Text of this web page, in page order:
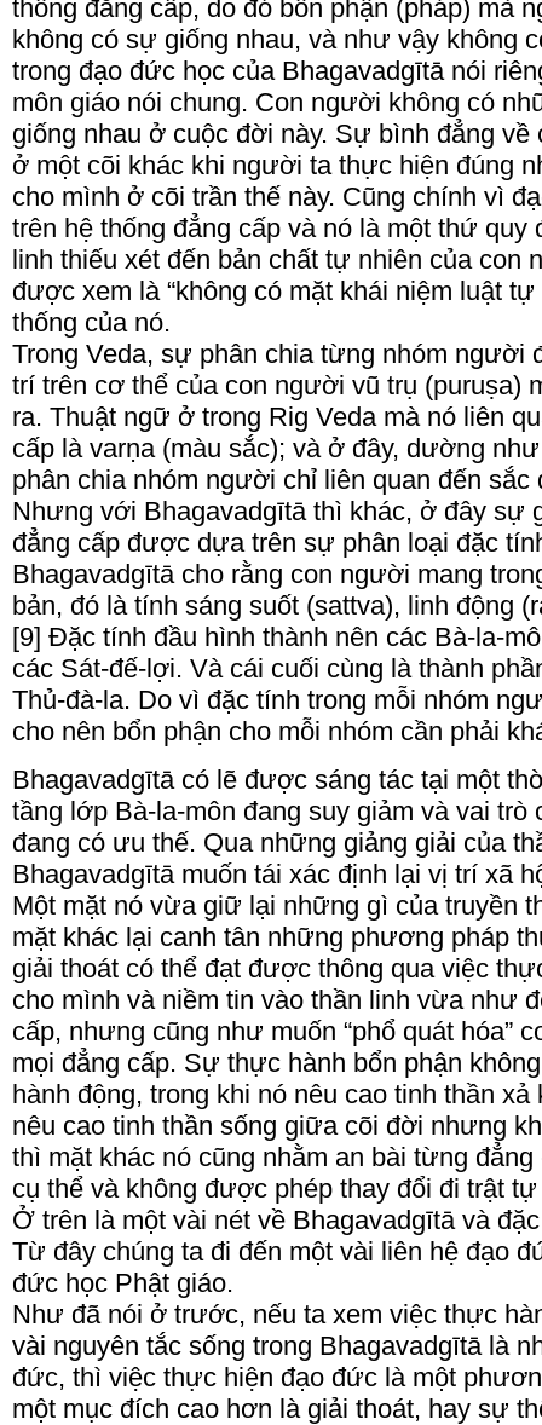
thống đẳng cấp, do đó bổn phận (pháp) mà
không có sự giống nhau, và như vậy không
trong đạo đức học của Bhagavadgītā nói
môn giáo nói chung. Con người không có
giống nhau ở cuộc đời này. Sự bình đẳng
ở một cõi khác khi người ta thực hiện đúng
cho mình ở cõi trần thế này. Cũng chính vì
trên hệ thống đẳng cấp và nó là một thứ quy
linh thiếu xét đến bản chất tự nhiên của con
được xem là “không có mặt khái niệm luật tự
thống của nó.
Trong Veda, sự phân chia từng nhóm người
trí trên cơ thể của con người vũ trụ (puruṣa)
ra. Thuật ngữ ở trong Rig Veda mà nó liên
cấp là varṇa (màu sắc); và ở đây, dường
phân chia nhóm người chỉ liên quan đến sắc
Nhưng với Bhagavadgītā thì khác, ở đây sự
đẳng cấp được dựa trên sự phân loại đặc
Bhagavadgītā cho rằng con người mang
bản, đó là tính sáng suốt (sattva), linh động
[9] Đặc tính đầu hình thành nên các Bà-la-
các Sát-đế-lợi. Và cái cuối cùng là thành
Thủ-đà-la. Do vì đặc tính trong mỗi nhóm
cho nên bổn phận cho mỗi nhóm cần phải
Bhagavadgītā có lẽ được sáng tác tại một
tầng lớp Bà-la-môn đang suy giảm và vai trò
đang có ưu thế. Qua những giảng giải của
Bhagavadgītā muốn tái xác định lại vị trí xã
Một mặt nó vừa giữ lại những gì của truyền
mặt khác lại canh tân những phương pháp
giải thoát có thể đạt được thông qua việc
cho mình và niềm tin vào thần linh vừa như
cấp, nhưng cũng như muốn “phổ quát hóa”
mọi đẳng cấp. Sự thực hành bổn phận
hành động, trong khi nó nêu cao tinh thần
nêu cao tinh thần sống giữa cõi đời nhưng
thì mặt khác nó cũng nhằm an bài từng
cụ thể và không được phép thay đổi đi trật
Ở trên là một vài nét về Bhagavadgītā và
Từ đây chúng ta đi đến một vài liên hệ đạo
đức học Phật giáo.
Như đã nói ở trước, nếu ta xem việc thực
vài nguyên tắc sống trong Bhagavadgītā là
đức, thì việc thực hiện đạo đức là một
một mục đích cao hơn là giải thoát, hay sự